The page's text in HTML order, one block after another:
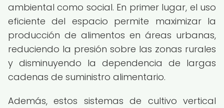
ambiental como social. En primer lugar, el uso
eficiente del espacio permite maximizar la
producción de alimentos en áreas urbanas,
reduciendo la presión sobre las zonas rurales
y disminuyendo la dependencia de largas
cadenas de suministro alimentario.
Además, estos sistemas de cultivo vertical